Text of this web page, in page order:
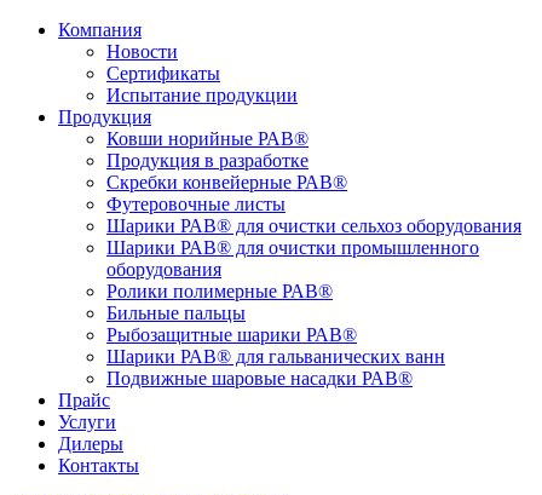
Компания
Новости
Сертификаты
Испытание продукции
Продукция
Ковши норийные РАВ®
Продукция в разработке
Скребки конвейерные РАВ®
Футеровочные листы
Шарики РАВ® для очистки сельхоз оборудования
Шарики РАВ® для очистки промышленного
оборудования
Ролики полимерные РАВ®
Бильные пальцы
Рыбозащитные шарики РАВ®
Шарики РАВ® для гальванических ванн
Подвижные шаровые насадки РАВ®
Прайс
Услуги
Дилеры
Контакты